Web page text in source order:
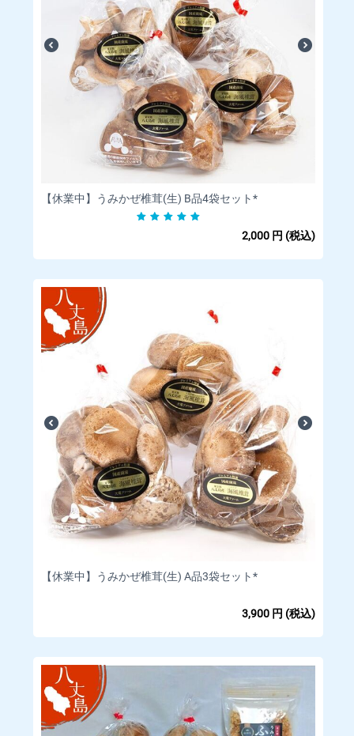
【送料について】
送料は商品により異なります。各商品ページをご覧ください。
お支払いについて
Visa/MasterCard/JCB/Discover/AmericanExpress/DinersClub
※すべて1回払いのみ承ります。
分割払い、ボーナス払い、リボ払いでのお支払いはできかねま
すのであらかじめご了承ください。
※料金は商品購入時に決済されます。
· お客様のご利用状況等によってクレジットカードがご利用
いただけない場合、ご注文をキャンセルいたします。
· ご注文の際にお客様の本人確認（電話確認等）をお願いす
る場合もございます。
· お客様と異なる名義のクレジットカードはご利用いただけ
ません。
· システム上、クレジットカード利用控えは発行しておりま
商品引渡時期
ご注文確定から5営業日以内に発送いたします。
返品・交換について生鮮食料品のため、到着後は速やかに開封
の上、商品をご確認ください。
■キャンセルや返品・返金について
当店では商品に欠陥がある場合を除
【対応条件】商品発送前であれば、キャンセルを承ります。
【キャンセル方法】マイページの「注文」をクリックいただ
き、「ショップ管理者に連絡」もしくはメッセージタブよりご
連絡下さい。
【休業中】うみかぜ椎茸(生) B品4袋セット*
2,000 円 (税込)
【休業中】うみかぜ椎茸(生) A品3袋セット*
3,900 円 (税込)